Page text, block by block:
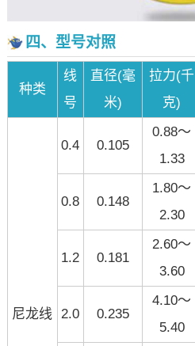
四、型号对照
种类
线
号
直径(毫
米)
拉力(千
克)
尼龙线
0.4 0.105
0.88～
1.33
0.8 0.148
1.80～
2.30
1.2 0.181
2.60～
3.60
2.0 0.235
4.10～
5.40